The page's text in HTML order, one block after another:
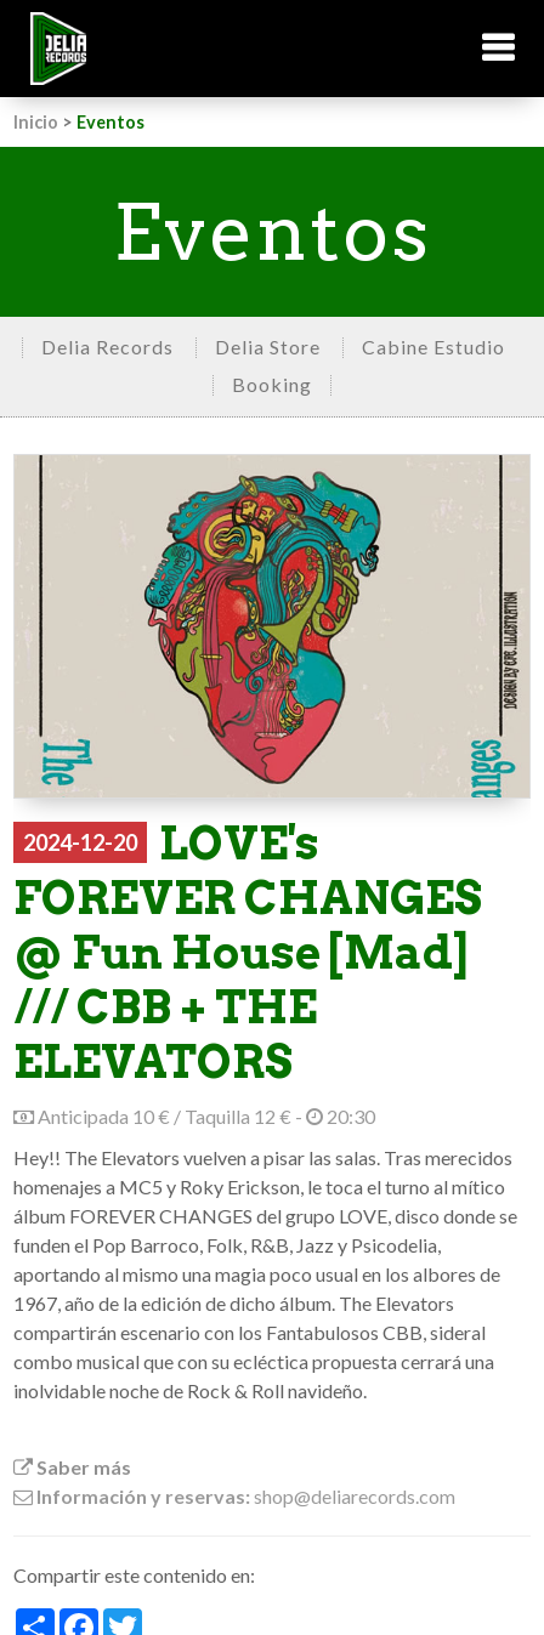
Inicio > Eventos
Eventos
Delia Records Delia Store
Cabine Estudio
Booking
2024-12-20
LOVE's
FOREVER CHANGES
@ Fun House [Mad]
/// CBB + THE
ELEVATORS
Anticipada 10 € / Taquilla 12 € -
20:30
Hey!! The Elevators vuelven a pisar las salas. Tras merecidos
homenajes a MC5 y Roky Erickson, le toca el turno al mítico
álbum FOREVER CHANGES del grupo LOVE, disco donde se
funden el Pop Barroco, Folk, R&B, Jazz y Psicodelia,
aportando al mismo una magia poco usual en los albores de
1967, año de la edición de dicho álbum. The Elevators
compartirán escenario con los Fantabulosos CBB, sideral
combo musical que con su ecléctica propuesta cerrará una
inolvidable noche de Rock & Roll navideño.
Saber más
Información y reservas: shop@deliarecords.com
Compartir este contenido en:
ShareFacebook